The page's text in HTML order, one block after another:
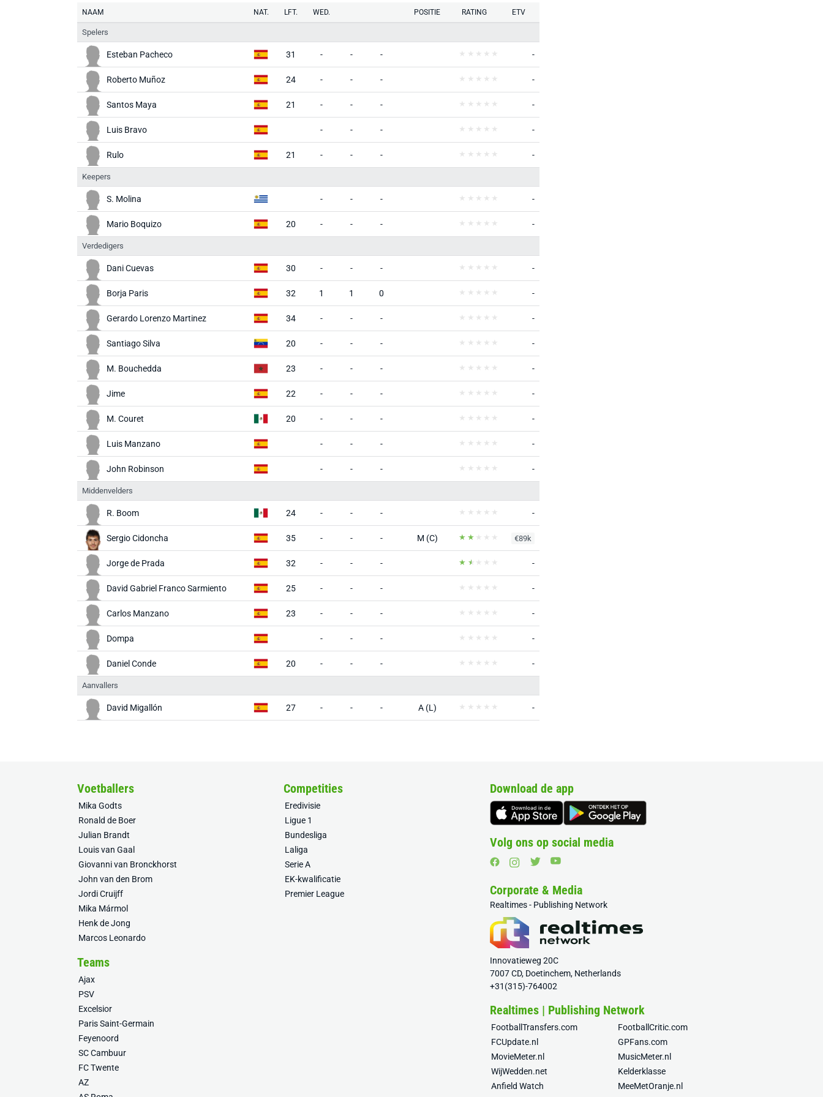
NAAM NAT. LFT. WED. POSITIE RATING ETV
Spelers
Esteban Pacheco 31 - - - -
Roberto Muñoz 24 - - - -
Santos Maya 21 - - - -
Luis Bravo - - - -
Rulo 21 - - - -
Keepers
S. Molina - - - -
Mario Boquizo 20 - - - -
Verdedigers
Dani Cuevas 30 - - - -
Borja Paris 32 1 1 0 -
Gerardo Lorenzo Martinez 34 - - - -
Santiago Silva 20 - - - -
M. Bouchedda 23 - - - -
Jime 22 - - - -
M. Couret 20 - - - -
Luis Manzano - - - -
John Robinson - - - -
Middenvelders
R. Boom 24 - - - -
Sergio Cidoncha 35 - - - M (C) €89k
Jorge de Prada 32 - - - -
David Gabriel Franco Sarmiento 25 - - - -
Carlos Manzano 23 - - - -
Dompa - - - -
Daniel Conde 20 - - - -
Aanvallers
David Migallón 27 - - - A (L) -
Voetballers
Mika Godts
Ronald de Boer
Julian Brandt
Louis van Gaal
Giovanni van Bronckhorst
John van den Brom
Jordi Cruijff
Mika Mármol
Henk de Jong
Marcos Leonardo
Competities
Eredivisie
Ligue 1
Bundesliga
Laliga
Serie A
EK-kwalificatie
Premier League
Teams
Ajax
PSV
Excelsior
Paris Saint-Germain
Feyenoord
SC Cambuur
FC Twente
AZ
Download de app
Volg ons op social media
Corporate & Media
Realtimes - Publishing Network
Innovatieweg 20C
7007 CD, Doetinchem, Netherlands
+31(315)-764002
Realtimes | Publishing Network
FootballTransfers.com
FootballCritic.com
FCUpdate.nl
GPFans.com
MovieMeter.nl
MusicMeter.nl
WijWedden.net
Kelderklasse
Anfield Watch
MeeMetOranje.nl